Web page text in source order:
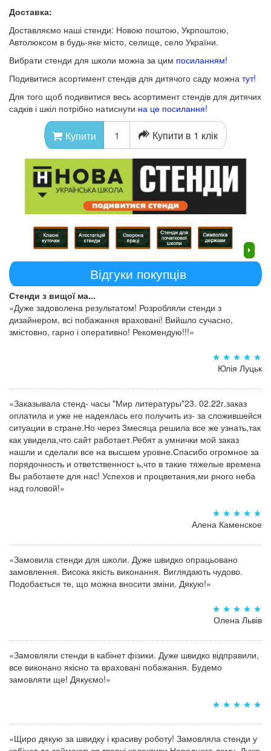
Доставка:
Доставляємо наші стенди: Новою поштою, Укрпоштою,
Автолюксом в будь-яке місто, селище, село України.
Вибрати стенди для школи можна за цим посиланням!
Подивитися асортимент стендів для дитячого саду можна тут!
Для того щоб подивитися весь асортимент стендів для дитячих
садків і шкіл потрібно натиснути на це посилання!
Купити Купити в 1 клік
Відгуки покупців
Стенди з вищої ма...
«Дуже задоволена результатом! Розробляли стенди з
дизайнером, всі побажання враховані! Вийшло сучасно,
змістовно, гарно і оперативно! Рекомендую!!!»
Юлія Луцьк
«Заказывала стенд- часы "Мир литературы"23. 02.22г.заказ
оплатила и уже не надеялась его получить из- за сложившейся
ситуации в стране.Но через 3месяца решила все же узнать,так
как увидела,что сайт работает.Ребят а умнички мой заказ
нашли и сделали все на высшем уровне.Спасибо огромное за
порядочность и ответственност ь,что в такие тяжелые времена
Вы работаете для нас! Успехов и процветания,ми рного неба
над головой!»
Алена Каменское
«Замовила стенди для школи. Дуже швидко опрацьовано
замовлення. Висока якість виконання. Виглядають чудово.
Подобається те, що можна вносити зміни. Дякую!»
Олена Львів
«Замовляли стенди в кабінет фізики. Дуже швидко відправили,
все виконано якісно та враховані побажання. Будемо
замовляти ще! Дякуємо!»
«Щиро дякую за швидку і красиву роботу! Замовляла стенди у